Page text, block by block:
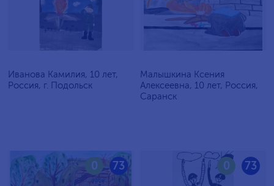
Иванова Камилия, 10 лет,
Россия, г. Подольск
Малышкина Ксения
Алексеевна, 10 лет, Россия,
Саранск
73
0 73
0